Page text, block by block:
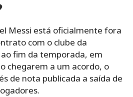
Messi está oficialmente fora
com o clube da
fim da temporada, em
chegarem a um acordo, o
de nota publicada a saída de